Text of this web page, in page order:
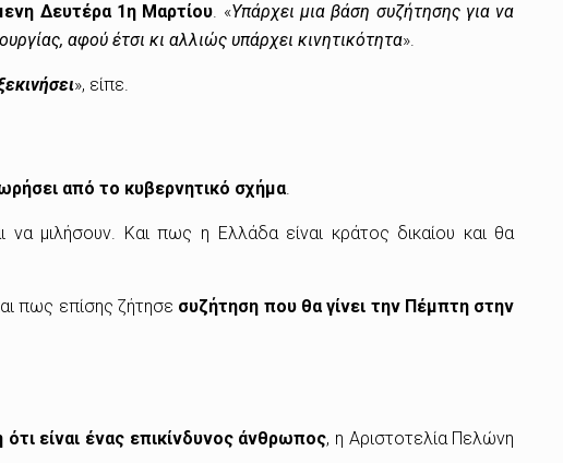
Δευτέρα 1η Μαρτίου. «Υπάρχει μια βάση συζήτησης για να
αφού έτσι κι αλλιώς υπάρχει κινητικότητα».
», είπε.
από το κυβερνητικό σχήμα.
μιλήσουν. Και πως η Ελλάδα είναι κράτος δικαίου και θα
πως επίσης ζήτησε συζήτηση που θα γίνει την Πέμπτη στην
είναι ένας επικίνδυνος άνθρωπος, η Αριστοτελία Πελώνη